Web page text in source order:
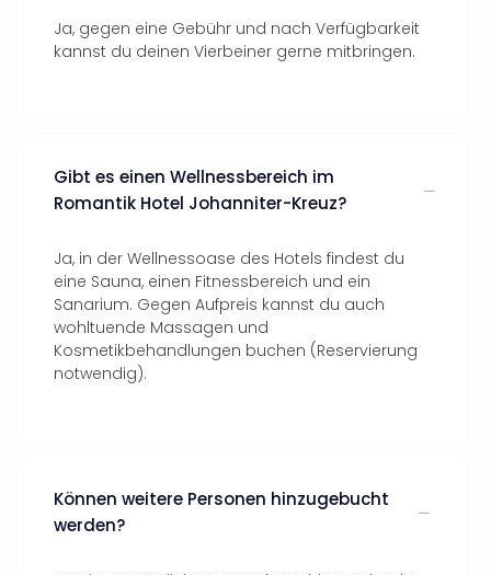
Ja, gegen eine Gebühr und nach Verfügbarkeit
kannst du deinen Vierbeiner gerne mitbringen.
Gibt es einen Wellnessbereich im
Romantik Hotel Johanniter-Kreuz?
Ja, in der Wellnessoase des Hotels findest du
eine Sauna, einen Fitnessbereich und ein
Sanarium. Gegen Aufpreis kannst du auch
wohltuende Massagen und
Kosmetikbehandlungen buchen (Reservierung
notwendig).
Können weitere Personen hinzugebucht
werden?